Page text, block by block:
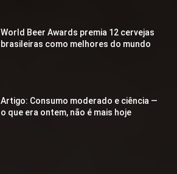
World Beer Awards premia 12 cervejas
brasileiras como melhores do mundo
Artigo: Consumo moderado e ciência —
o que era ontem, não é mais hoje